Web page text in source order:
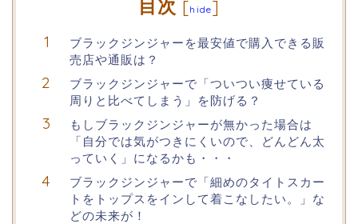
目次 [hide]
ブラックジンジャーを最安値で購入できる販
売店や通販は？
ブラックジンジャーで「ついつい痩せている
周りと比べてしまう」を防げる？
もしブラックジンジャーが無かった場合は
「自分では気がつきにくいので、どんどん太
っていく」になるかも・・・
ブラックジンジャーで「細めのタイトスカー
トをトップスをインして着こなしたい。」な
どの未来が！